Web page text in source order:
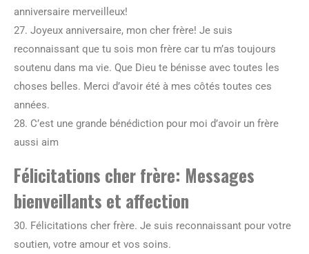
anniversaire merveilleux!
27. Joyeux anniversaire, mon cher frère! Je suis
reconnaissant que tu sois mon frère car tu m’as toujours
soutenu dans ma vie. Que Dieu te bénisse avec toutes les
choses belles. Merci d’avoir été à mes côtés toutes ces
années.
28. C’est une grande bénédiction pour moi d’avoir un frère
aussi aim
Félicitations cher frère: Messages
bienveillants et affection
30. Félicitations cher frère. Je suis reconnaissant pour votre
soutien, votre amour et vos soins.